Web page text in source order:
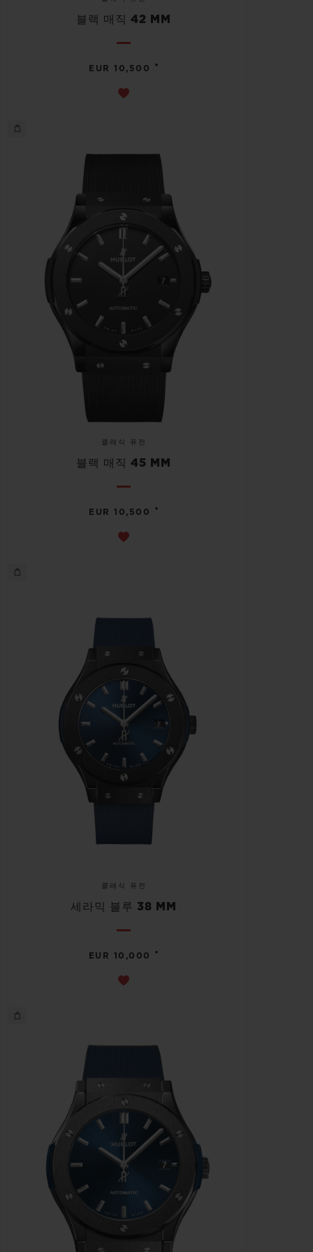
블랙 매직 42 MM
EUR 10,500 •
클래식 퓨전
블랙 매직 45 MM
EUR 10,500 •
클래식 퓨전
세라믹 블루 38 MM
EUR 10,000 •